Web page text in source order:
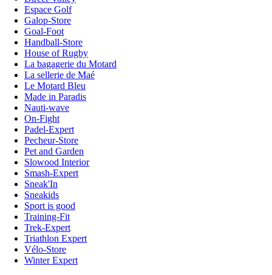
Espace Golf
Galop-Store
Goal-Foot
Handball-Store
House of Rugby
La bagagerie du Motard
La sellerie de Maé
Le Motard Bleu
Made in Paradis
Nauti-wave
On-Fight
Padel-Expert
Pecheur-Store
Pet and Garden
Slowood Interior
Smash-Expert
Sneak'In
Sneakids
Sport is good
Training-Fit
Trek-Expert
Triathlon Expert
Vélo-Store
Winter Expert